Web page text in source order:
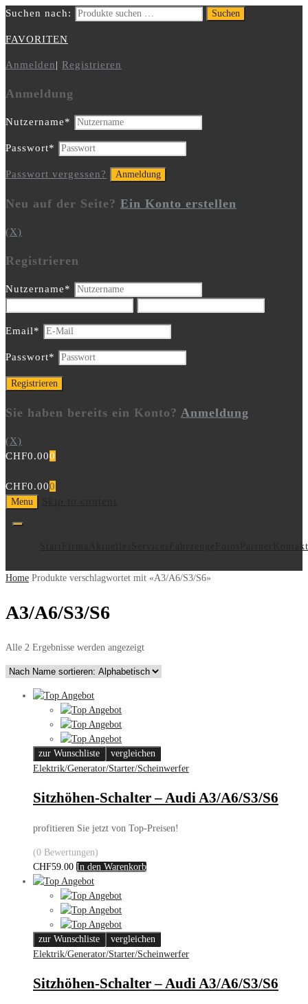
Suchen nach: Suchen
FAVORITEN
Anmelden| Registrieren
Anmeldung
Nutzername*
Passwort*
Passwort vergessen?
Neu auf der Seite? Ein Konto erstellen
(X)
Registrieren
Nutzername*
Email*
Passwort*
Sie haben bereits ein Konto? Anmeldung
(X)
CHF0.000
CHF0.000
Menu
Kontakt
Home Produkte verschlagwortet mit «A3/A6/S3/S6»
A3/A6/S3/S6
Alle 2 Ergebnisse werden angezeigt
zur Wunschliste
vergleichen
Elektrik/Generator/Starter/Scheinwerfer
Sitzhöhen-Schalter – Audi A3/A6/S3/S6
profitieren Sie jetzt von Top-Preisen!
(0 Bewertungen)
CHF59.00 In den Warenkorb
zur Wunschliste
vergleichen
Elektrik/Generator/Starter/Scheinwerfer
Sitzhöhen-Schalter – Audi A3/A6/S3/S6